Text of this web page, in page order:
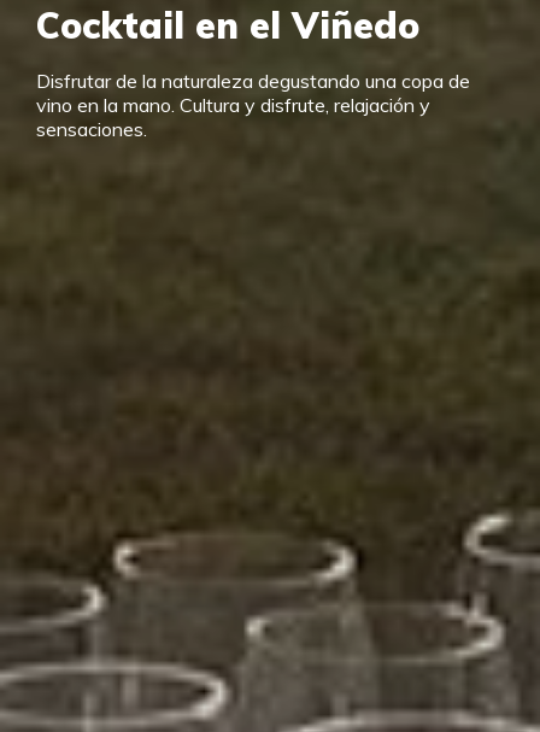
Cocktail en el Viñedo
Disfrutar de la naturaleza degustando una copa de
vino en la mano. Cultura y disfrute, relajación y
sensaciones.